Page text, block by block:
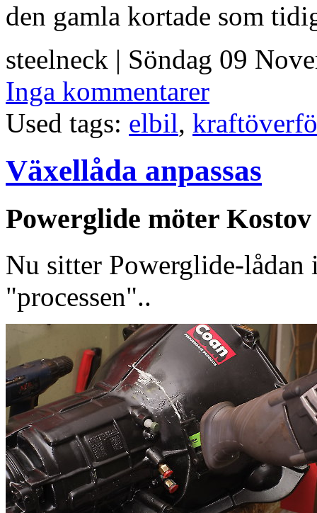
den gamla kortade som
steelneck | Söndag 09
Inga kommentarer
Used tags: elbil,
Växellåda anpassas
Powerglide möter
Nu sitter Powerglide-
"processen"..